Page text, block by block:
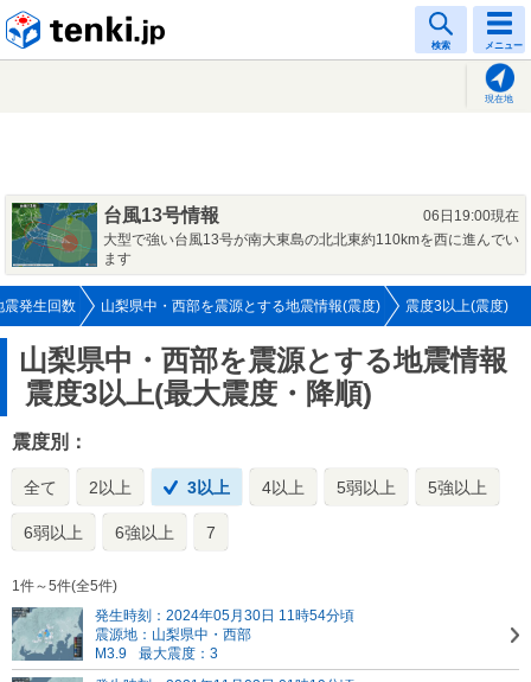
検索 メニュー
現在地
台風13号情報
06日19:00現在
大型で強い台風13号が南大東島の北北東約110kmを西に進んでい
ます
震発生回数 山梨県中・西部を震源とする地震情報(震度) 震度3以上(震度)
山梨県中・西部を震源とする地震情報
震度3以上(最大震度・降順)
震度別：
全て 2以上 3以上 4以上 5弱以上 5強以上
6弱以上 6強以上 7
1件～5件(全5件)
発生時刻：2024年05月30日 11時54分頃
震源地：山梨県中・西部
M3.9
最大震度：3